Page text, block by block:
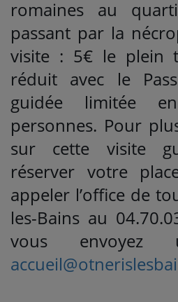
romaines au
passant par la
visite : 5€ le plein
réduit avec le
guidée limitée
personnes. Pour
sur cette visite
réserver votre
appeler l’office de
les-Bains au
vous